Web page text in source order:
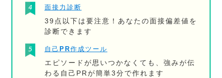
面接力診断
39点以下は要注意！あなたの面接偏差値を
診断できます
自己PR作成ツール
エピソードが思いつかなくても、強みが伝
わる自己PRが簡単3分で作れます